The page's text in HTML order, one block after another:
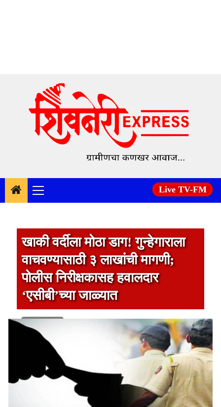
content
Primary
Menu
Live TV-FM
खाकी वर्दीला मोठा डाग! गुन्हेगाराला
वाचवण्यासाठी ३ लाखांची मागणी;
पोलीस निरीक्षकासह हवालदार
‘एसीबी’च्या जाळ्यात